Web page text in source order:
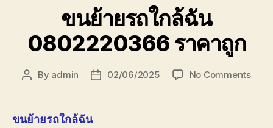
โทร
0888000456
ขนย้ายรถใกล้ฉัน
0802220366 ราคาถูก
Post
By admin
Post02/06/2025 No Commentson
ขนย้ายรถใกล้ฉัน